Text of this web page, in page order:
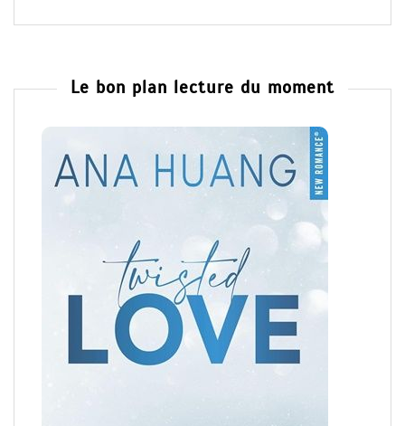
Le bon plan lecture du moment